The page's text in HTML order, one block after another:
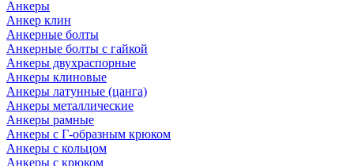
Анкеры
Анкер клин
Анкерные болты
Анкерные болты с гайкой
Анкеры двухраспорные
Анкеры клиновые
Анкеры латунные (цанга)
Анкеры металлические
Анкеры рамные
Анкеры с Г-образным крюком
Анкеры с кольцом
Анкеры с крюком